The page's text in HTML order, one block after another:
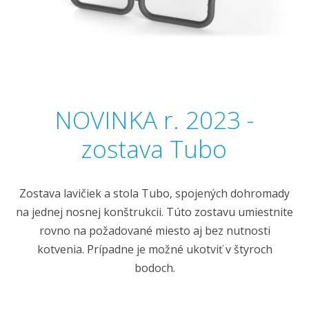
NOVINKA r. 2023 -
zostava Tubo
Zostava lavičiek a stola Tubo, spojených dohromady
na jednej nosnej konštrukcii. Túto zostavu umiestnite
rovno na požadované miesto aj bez nutnosti
kotvenia. Prípadne je možné ukotviť v štyroch
bodoch.